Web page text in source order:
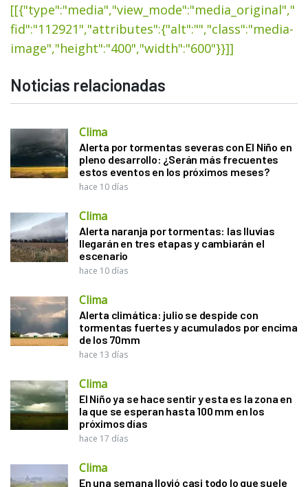
[[{"type":"media","view_mode":"media_original","
fid":"112921","attributes":{"alt":"","class":"media-
image","height":"400","width":"600"}}]]
Noticias relacionadas
Clima
Alerta por tormentas severas con El Niño en
pleno desarrollo: ¿Serán más frecuentes
estos eventos en los próximos meses?
hace 10 días
Clima
Alerta naranja por tormentas: las lluvias
llegarán en tres etapas y cambiarán el
escenario
hace 10 días
Clima
Alerta climática: julio se despide con
tormentas fuertes y acumulados por encima
de los 70mm
hace 13 días
Clima
El Niño ya se hace sentir y esta es la zona en
la que se esperan hasta 100 mm en los
próximos días
hace 17 días
Clima
En una semana llovió casi todo lo que suele